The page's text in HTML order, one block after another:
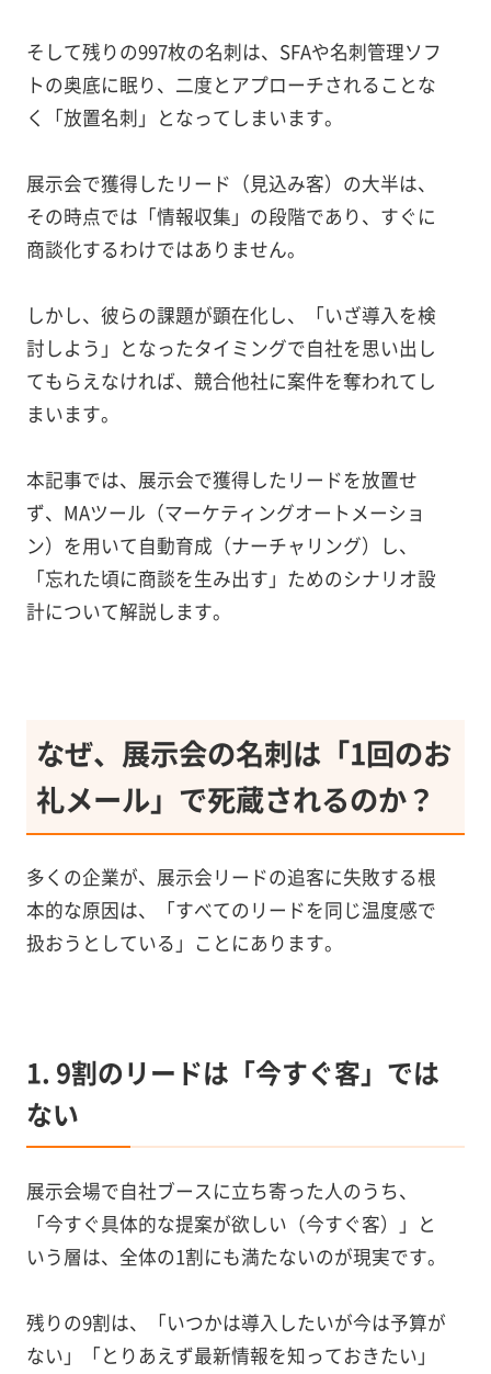
そして残りの997枚の名刺は、SFAや名刺管理ソフ
トの奥底に眠り、二度とアプローチされることな
く「放置名刺」となってしまいます。
展示会で獲得したリード（見込み客）の大半は、
その時点では「情報収集」の段階であり、すぐに
商談化するわけではありません。
しかし、彼らの課題が顕在化し、「いざ導入を検
討しよう」となったタイミングで自社を思い出し
てもらえなければ、競合他社に案件を奪われてし
まいます。
本記事では、展示会で獲得したリードを放置せ
ず、MAツール（マーケティングオートメーショ
ン）を用いて自動育成（ナーチャリング）し、
「忘れた頃に商談を生み出す」ためのシナリオ設
計について解説します。
なぜ、展示会の名刺は「1回のお
礼メール」で死蔵されるのか？
多くの企業が、展示会リードの追客に失敗する根
本的な原因は、「すべてのリードを同じ温度感で
扱おうとしている」ことにあります。
1. 9割のリードは「今すぐ客」では
ない
展示会場で自社ブースに立ち寄った人のうち、
「今すぐ具体的な提案が欲しい（今すぐ客）」と
いう層は、全体の1割にも満たないのが現実です。
残りの9割は、「いつかは導入したいが今は予算が
ない」「とりあえず最新情報を知っておきたい」